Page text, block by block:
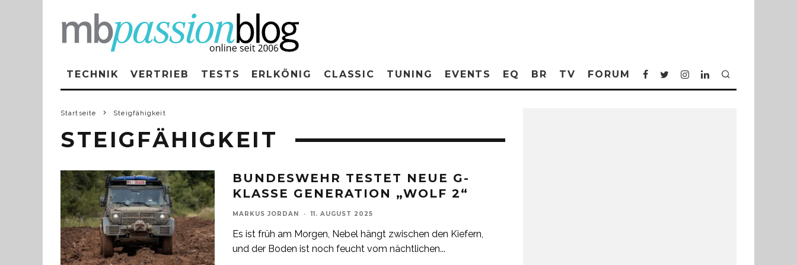
TECHNIK VERTRIEB TESTS ERLKÖNIG CLASSIC TUNING EVENTS EQ BR TV FORUM
Startseite Steigfähigkeit
STEIGFÄHIGKEIT
BUNDESWEHR TESTET NEUE G-
KLASSE GENERATION „WOLF 2“
MARKUS JORDAN · 11. AUGUST 2025
Es ist früh am Morgen, Nebel hängt zwischen den Kiefern,
und der Boden ist noch feucht vom nächtlichen...